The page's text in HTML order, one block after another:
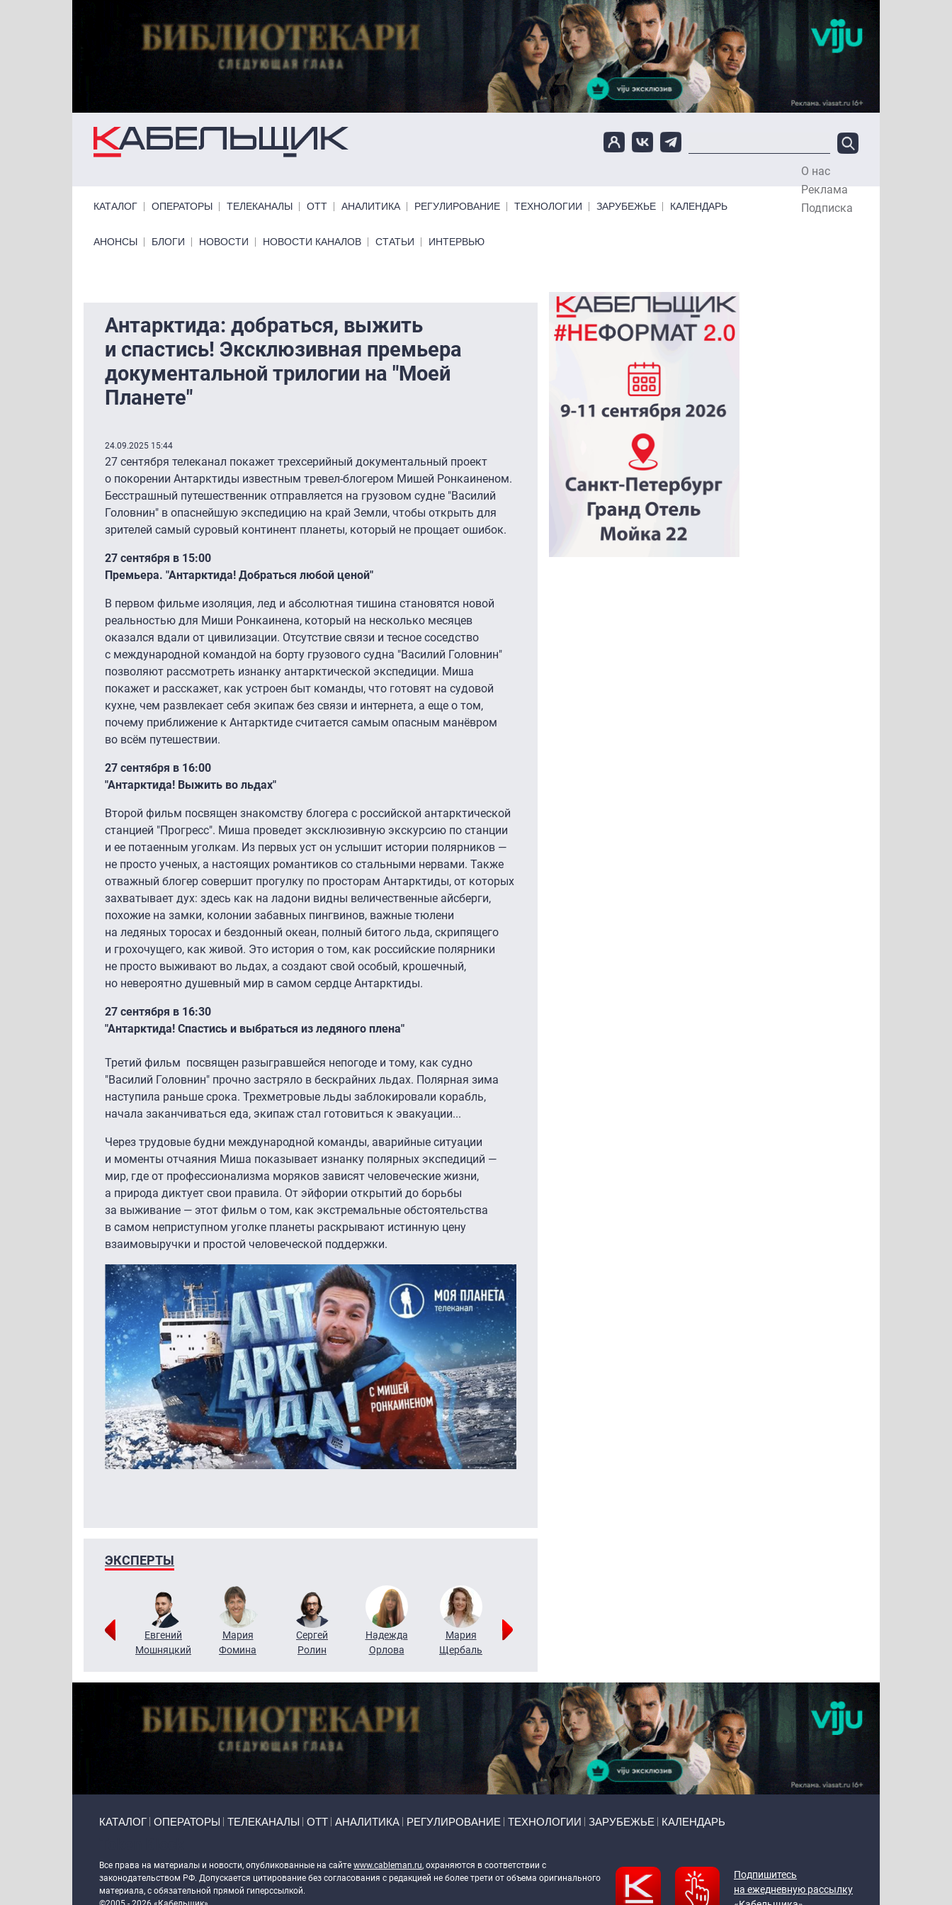
О нас
Реклама
Подписка
КАТАЛОГ ОПЕРАТОРЫ ТЕЛЕКАНАЛЫ ОТТ АНАЛИТИКА РЕГУЛИРОВАНИЕ ТЕХНОЛОГИИ ЗАРУБЕЖЬЕ КАЛЕНДАРЬ
Primary links bottom
АНОНСЫ БЛОГИ НОВОСТИ НОВОСТИ КАНАЛОВ СТАТЬИ ИНТЕРВЬЮ
Антарктида: добраться, выжить
и спастись! Эксклюзивная премьера
документальной трилогии на "Моей
Планете"
24.09.2025 15:44
27 сентября телеканал покажет трехсерийный документальный проект
о покорении Антарктиды известным тревел-блогером Мишей Ронкаиненом.
Бесстрашный путешественник отправляется на грузовом судне "Василий
Головнин" в опаснейшую экспедицию на край Земли, чтобы открыть для
зрителей самый суровый континент планеты, который не прощает ошибок.
27 сентября в 15:00
Премьера. "Антарктида! Добраться любой ценой"
В первом фильме изоляция, лед и абсолютная тишина становятся новой
реальностью для Миши Ронкаинена, который на несколько месяцев
оказался вдали от цивилизации. Отсутствие связи и тесное соседство
с международной командой на борту грузового судна "Василий Головнин"
позволяют рассмотреть изнанку антарктической экспедиции. Миша
покажет и расскажет, как устроен быт команды, что готовят на судовой
кухне, чем развлекает себя экипаж без связи и интернета, а еще о том,
почему приближение к Антарктиде считается самым опасным манёвром
во всём путешествии.
27 сентября в 16:00
"Антарктида! Выжить во льдах"
Второй фильм посвящен знакомству блогера с российской антарктической
станцией "Прогресс". Миша проведет эксклюзивную экскурсию по станции
и ее потаенным уголкам. Из первых уст он услышит истории полярников —
не просто ученых, а настоящих романтиков со стальными нервами. Также
отважный блогер совершит прогулку по просторам Антарктиды, от которых
захватывает дух: здесь как на ладони видны величественные айсберги,
похожие на замки, колонии забавных пингвинов, важные тюлени
на ледяных торосах и бездонный океан, полный битого льда, скрипящего
и грохочущего, как живой. Это история о том, как российские полярники
не просто выживают во льдах, а создают свой особый, крошечный,
но невероятно душевный мир в самом сердце Антарктиды.
27 сентября в 16:30
"Антарктида! Спастись и выбраться из ледяного плена"
Третий фильм посвящен разыгравшейся непогоде и тому, как судно
"Василий Головнин" прочно застряло в бескрайних льдах. Полярная зима
наступила раньше срока. Трехметровые льды заблокировали корабль,
начала заканчиваться еда, экипаж стал готовиться к эвакуации...
Через трудовые будни международной команды, аварийные ситуации
и моменты отчаяния Миша показывает изнанку полярных экспедиций —
мир, где от профессионализма моряков зависят человеческие жизни,
а природа диктует свои правила. От эйфории открытий до борьбы
за выживание — этот фильм о том, как экстремальные обстоятельства
в самом неприступном уголке планеты раскрывают истинную цену
взаимовыручки и простой человеческой поддержки.
ЭКСПЕРТЫ
Виктор
Евгений
Мошняцкий
Мария
Фомина
Сергей
Ролин
Надежда
Орлова
Мария
Щербаль
КАТАЛОГ ОПЕРАТОРЫ ТЕЛЕКАНАЛЫ ОТТ АНАЛИТИКА РЕГУЛИРОВАНИЕ ТЕХНОЛОГИИ ЗАРУБЕЖЬЕ КАЛЕНДАРЬ
Все права на материалы и новости, опубликованные на сайте www.cableman.ru, охраняются в соответствии с
законодательством РФ. Допускается цитирование без согласования с редакцией не более трети от объема оригинального
материала, с обязательной прямой гиперссылкой.
Подпишитесь
на ежедневную рассылку